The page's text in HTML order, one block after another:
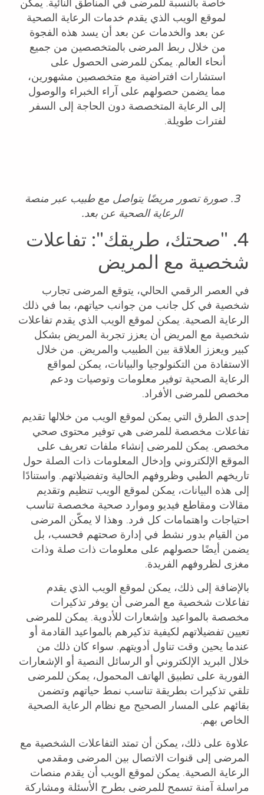
خاصة بالنسبة للمرضى في المناطق النائية. يمكن
لموقع الويب الذي يقدم خدمات الرعاية الصحية
عن بعد والخدمات عن بعد أن يسد هذه الفجوة
من خلال ربط المرضى بالمتخصصين من جميع
أنحاء العالم. يمكن للمرضى الحصول على
استشارات افتراضية مع متخصصين مشهورين،
مما يضمن حصولهم على آراء الخبراء والوصول
إلى الرعاية المتخصصة دون الحاجة إلى السفر
لفترات طويلة.
3. صورة تصور مريضًا يتواصل مع طبيب عبر منصة
الرعاية الصحية عن بعد.
4. "صحتك، طريقك": تفاعلات
شخصية مع المريض
في العصر الرقمي الحالي، يتوقع المرضى تجارب
شخصية في كل جانب من جوانب حياتهم، بما في ذلك
الرعاية الصحية. يمكن لموقع الويب الذي يقدم تفاعلات
شخصية مع المريض أن يعزز تجربة المريض بشكل
كبير ويعزز العلاقة بين الطبيب والمريض. من خلال
الاستفادة من التكنولوجيا والبيانات، يمكن لمواقع
الرعاية الصحية توفير معلومات وتوصيات ودعم
مخصص للمرضى الأفراد.
إحدى الطرق التي يمكن لموقع الويب من خلالها تقديم
تفاعلات مخصصة للمرضى هي توفير محتوى صحي
مخصص. يمكن للمرضى إنشاء ملفات تعريف على
الموقع الإلكتروني وإدخال المعلومات ذات الصلة حول
تاريخهم الطبي وظروفهم الحالية وتفضيلاتهم. واستنادًا
إلى هذه البيانات، يمكن لموقع الويب تنظيم وتقديم
مقالات ومقاطع فيديو وموارد صحية مخصصة تناسب
احتياجات واهتمامات كل فرد. وهذا لا يمكّن المرضى
من القيام بدور نشط في إدارة صحتهم فحسب، بل
يضمن أيضًا حصولهم على معلومات ذات صلة وذات
مغزى لظروفهم الفريدة.
بالإضافة إلى ذلك، يمكن لموقع الويب الذي يقدم
تفاعلات شخصية مع المرضى أن يوفر تذكيرات
مخصصة بالمواعيد وإشعارات للأدوية. يمكن للمرضى
تعيين تفضيلاتهم لكيفية تذكيرهم بالمواعيد القادمة أو
عندما يحين وقت تناول أدويتهم. سواء كان ذلك من
خلال البريد الإلكتروني أو الرسائل النصية أو الإشعارات
الفورية على تطبيق الهاتف المحمول، يمكن للمرضى
تلقي تذكيرات بطريقة تناسب نمط حياتهم وتضمن
بقائهم على المسار الصحيح مع نظام الرعاية الصحية
الخاص بهم.
علاوة على ذلك، يمكن أن تمتد التفاعلات الشخصية مع
المرضى إلى قنوات الاتصال بين المرضى ومقدمي
الرعاية الصحية. يمكن لموقع الويب أن يقدم منصات
مراسلة آمنة تسمح للمرضى بطرح الأسئلة ومشاركة